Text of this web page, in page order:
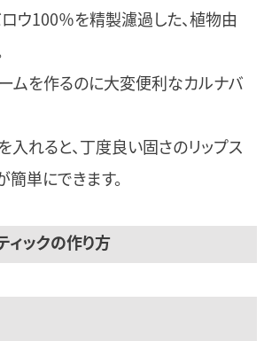
ウ100％を精製濾過した、植物由
ムを作るのに大変便利なカルナバ
入れると、丁度良い固さのリップス
簡単にできます。
ィックの作り方